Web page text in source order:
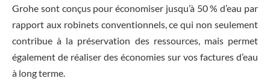
Grohe sont conçus pour économiser jusqu’à 50 % d’eau par
rapport aux robinets conventionnels, ce qui non seulement
contribue à la préservation des ressources, mais permet
également de réaliser des économies sur vos factures d’eau
à long terme.